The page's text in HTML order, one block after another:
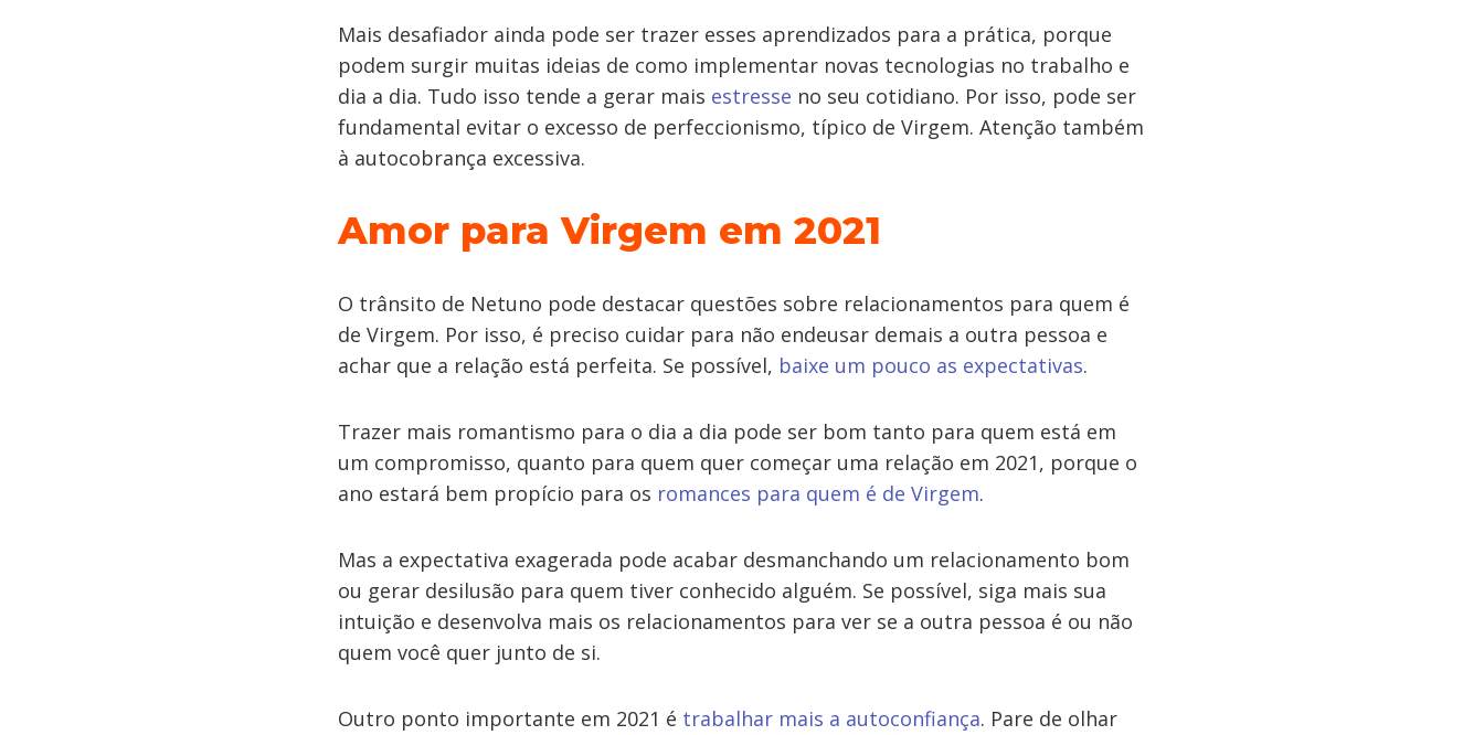
Mais desafiador ainda pode ser trazer esses aprendizados para a prática, porque
podem surgir muitas ideias de como implementar novas tecnologias no trabalho e
dia a dia. Tudo isso tende a gerar mais estresse no seu cotidiano. Por isso, pode ser
fundamental evitar o excesso de perfeccionismo, típico de Virgem. Atenção também
à autocobrança excessiva.
Amor para Virgem em 2021
O trânsito de Netuno pode destacar questões sobre relacionamentos para quem é
de Virgem. Por isso, é preciso cuidar para não endeusar demais a outra pessoa e
achar que a relação está perfeita. Se possível, baixe um pouco as expectativas.
Trazer mais romantismo para o dia a dia pode ser bom tanto para quem está em
um compromisso, quanto para quem quer começar uma relação em 2021, porque o
ano estará bem propício para os romances para quem é de Virgem.
Mas a expectativa exagerada pode acabar desmanchando um relacionamento bom
ou gerar desilusão para quem tiver conhecido alguém. Se possível, siga mais sua
intuição e desenvolva mais os relacionamentos para ver se a outra pessoa é ou não
quem você quer junto de si.
Outro ponto importante em 2021 é trabalhar mais a autoconfiança. Pare de olhar